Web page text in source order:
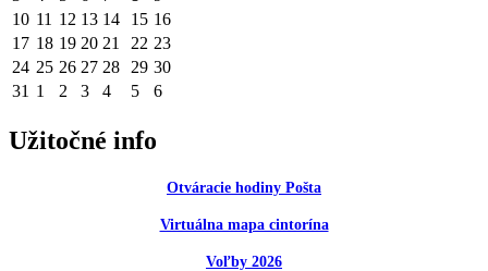
10 11 12 13 14 15 16
17 18 19 20 21 22 23
24 25 26 27 28 29 30
31 1 2 3 4 5 6
Užitočné info
Otváracie hodiny Pošta
Virtuálna mapa cintorína
Voľby 2026